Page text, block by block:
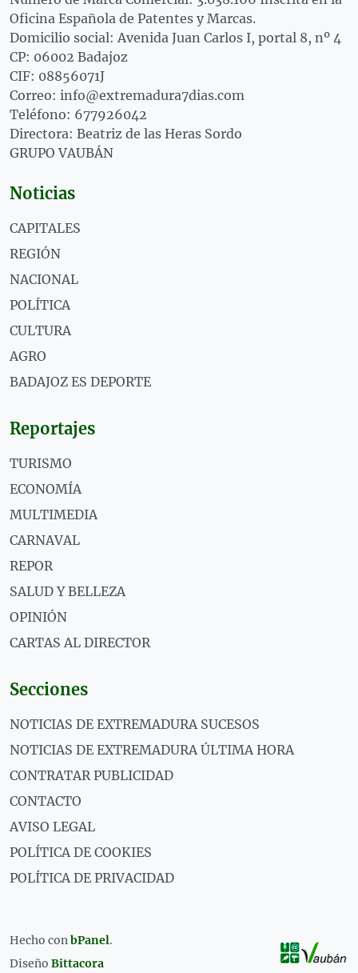
Oficina Española de Patentes y Marcas.
Domicilio social: Avenida Juan Carlos I, portal 8, nº 4
CP: 06002 Badajoz
CIF: 08856071J
Correo: info@extremadura7dias.com
Teléfono: 677926042
Directora: Beatriz de las Heras Sordo
GRUPO VAUBÁN
Noticias
CAPITALES
REGIÓN
NACIONAL
POLÍTICA
CULTURA
AGRO
BADAJOZ ES DEPORTE
Reportajes
TURISMO
ECONOMÍA
MULTIMEDIA
CARNAVAL
REPOR
SALUD Y BELLEZA
OPINIÓN
CARTAS AL DIRECTOR
Secciones
NOTICIAS DE EXTREMADURA SUCESOS
NOTICIAS DE EXTREMADURA ÚLTIMA HORA
CONTRATAR PUBLICIDAD
CONTACTO
AVISO LEGAL
POLÍTICA DE COOKIES
POLÍTICA DE PRIVACIDAD
Hecho conbPanel.
Diseño Bittacora